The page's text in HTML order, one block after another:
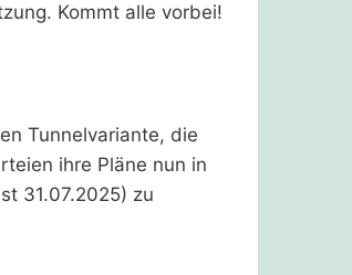
Kommt alle vorbei!
Tunnelvariante, die
ihre Pläne nun in
31.07.2025) zu